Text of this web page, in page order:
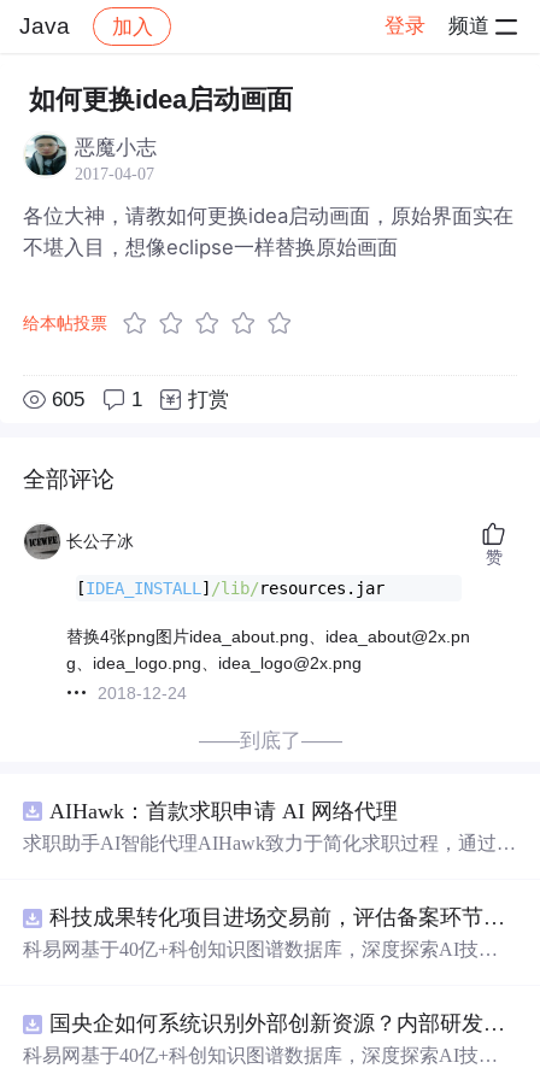
Java 加入 登录 频道
社区 Java 帖子详情
如何更换idea启动画面
恶魔小志
2017-04-07
各位大神，请教如何更换idea启动画面，原始界面实在
不堪入目，想像eclipse一样替换原始画面
给本帖投票
605 1 打赏
全部评论
长公子冰
[IDEA_INSTALL] /lib/resources.jar
替换4张png图片idea_about.png、idea_about@2x.pn
g、idea_logo.png、idea_logo@2x.png
2018-12-24
赞
——到底了——
AIHawk：首款求职申请 AI 网络代理
求职助手AI智能代理AIHawk致力于简化求职过程，通过自
科技成果转化项目进场交易前，评估备案环节需要准备哪些材料？.docx
科易网基于40亿+科创知识图谱数据库，深度探索AI技术
新领域的AI+数智化解决方案，推动科技创新与产业创新
智能化发展。
国央企如何系统识别外部创新资源？内部研发体系完善，但对外部高校、中小科技企业技术能力缺乏动态认知。.docx
科易网基于40亿+科创知识图谱数据库，深度探索AI技术